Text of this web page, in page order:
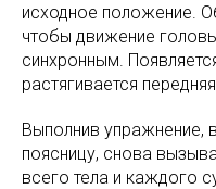
исходное положение.
чтобы движение
синхронным.
растягивается
Выполнив упражнение,
поясницу, снова
всего тела и каждого